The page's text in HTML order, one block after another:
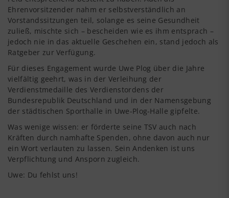
Ehrenvorsitzender nahm er selbstverständlich an
Vorstandssitzungen teil, solange es seine Gesundheit
zuließ, mischte sich – bescheiden wie es ihm entsprach –
jedoch nie in das aktuelle Geschehen ein, stand jedoch als
Ratgeber zur Verfügung.
Für dieses Engagement wurde Uwe Plog über die Jahre
vielfältig geehrt, was in der Verleihung der
Verdienstmedaille des Verdienstordens der
Bundesrepublik Deutschland und in der Namensgebung
der städtischen Sporthalle in Uwe-Plog-Halle gipfelte.
Was wenige wissen: er förderte seine TSV auch nach
Kräften durch namhafte Spenden, ohne davon auch nur
ein Wort verlauten zu lassen. Sein Andenken ist uns
Verpflichtung und Ansporn zugleich.
Uwe: Du fehlst uns!